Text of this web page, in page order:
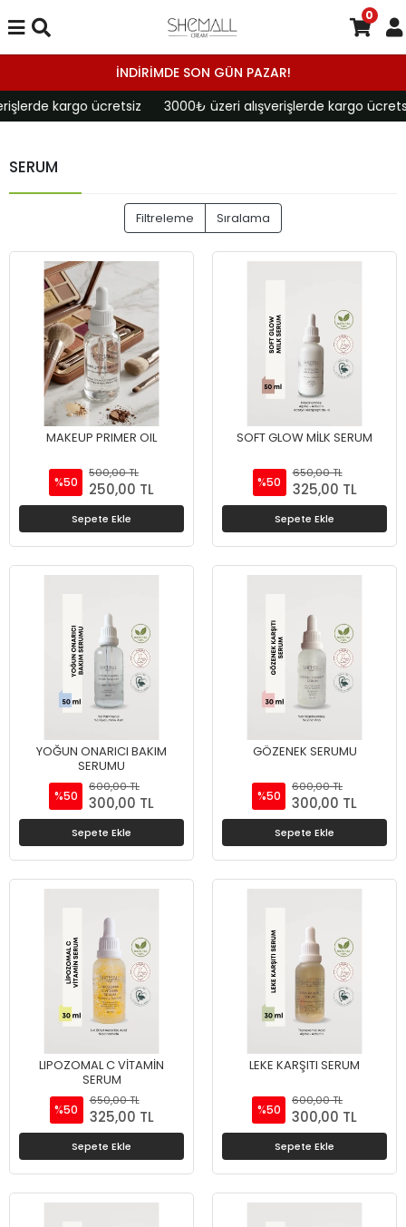
İNDİRİMDE SON GÜN PAZAR!
kargo ücretsiz
3000₺ üzeri alışverişlerde kargo
0
SERUM
Filtreleme Sıralama
MAKEUP PRIMER OIL
%50
500,00 TL
250,00 TL
Sepete Ekle
SOFT GLOW MİLK SERUM
%50
650,00 TL
325,00 TL
Sepete Ekle
YOĞUN ONARICI BAKIM
SERUMU
%50
600,00 TL
300,00 TL
Sepete Ekle
GÖZENEK SERUMU
%50
600,00 TL
300,00 TL
Sepete Ekle
LIPOZOMAL C VİTAMİN
SERUM
%50
650,00 TL
325,00 TL
Sepete Ekle
LEKE KARŞITI SERUM
%50
600,00 TL
300,00 TL
Sepete Ekle